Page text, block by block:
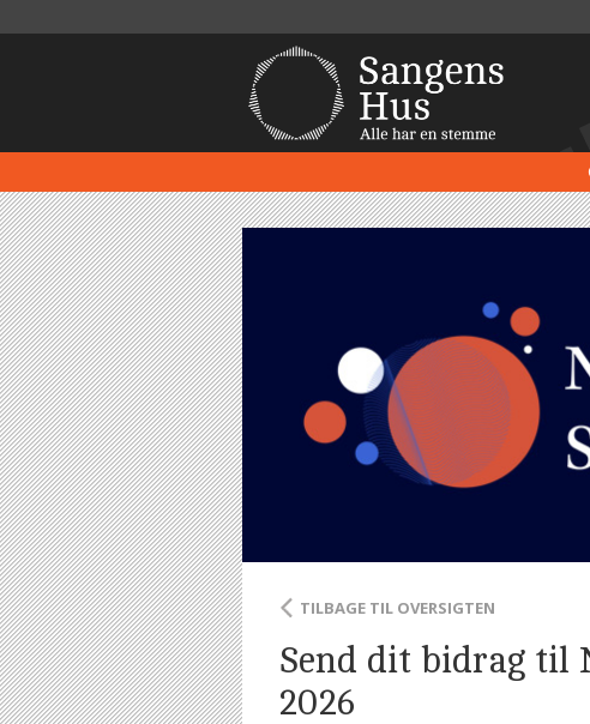
TILBAGE TIL OVERSIGTEN
Send dit bidrag til
2026